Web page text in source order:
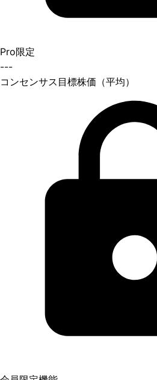
Pro限定
---
コンセンサス目標株価（平均）